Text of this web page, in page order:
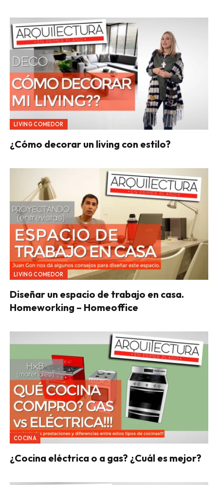
LIVING COMEDOR
¿Cómo decorar un living con estilo?
LIVING COMEDOR
Diseñar un espacio de trabajo en casa.
Homeworking – Homeoffice
COCINA
¿Cocina eléctrica o a gas? ¿Cuál es mejor?